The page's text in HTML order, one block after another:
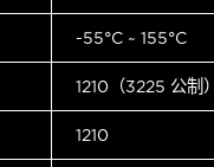
-55°C ~ 155°C
1210（3225 公制）
1210